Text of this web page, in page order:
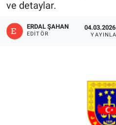
ve detaylar.
ERDAL ŞAHAN
EDITÖR